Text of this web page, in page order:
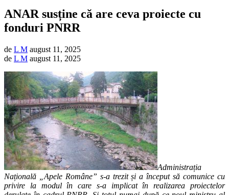
ANAR susține că are ceva proiecte cu
fonduri PNRR
de L M august 11, 2025
de L M august 11, 2025
Administrația
Națională „Apele Române” s-a trezit și a început să comunice cu
privire la modul în care s-a implicat în realizarea proiectelor